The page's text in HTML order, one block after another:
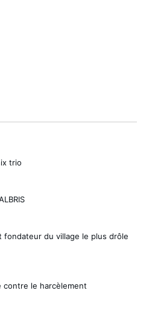
trio
fondateur du village le plus drôle
le harcèlement